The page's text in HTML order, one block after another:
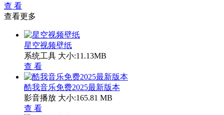
查 看
查看更多
星空视频壁纸
系统工具 大小:11.13MB
查 看
酷我音乐免费2025最新版本
影音播放 大小:165.81 MB
查 看